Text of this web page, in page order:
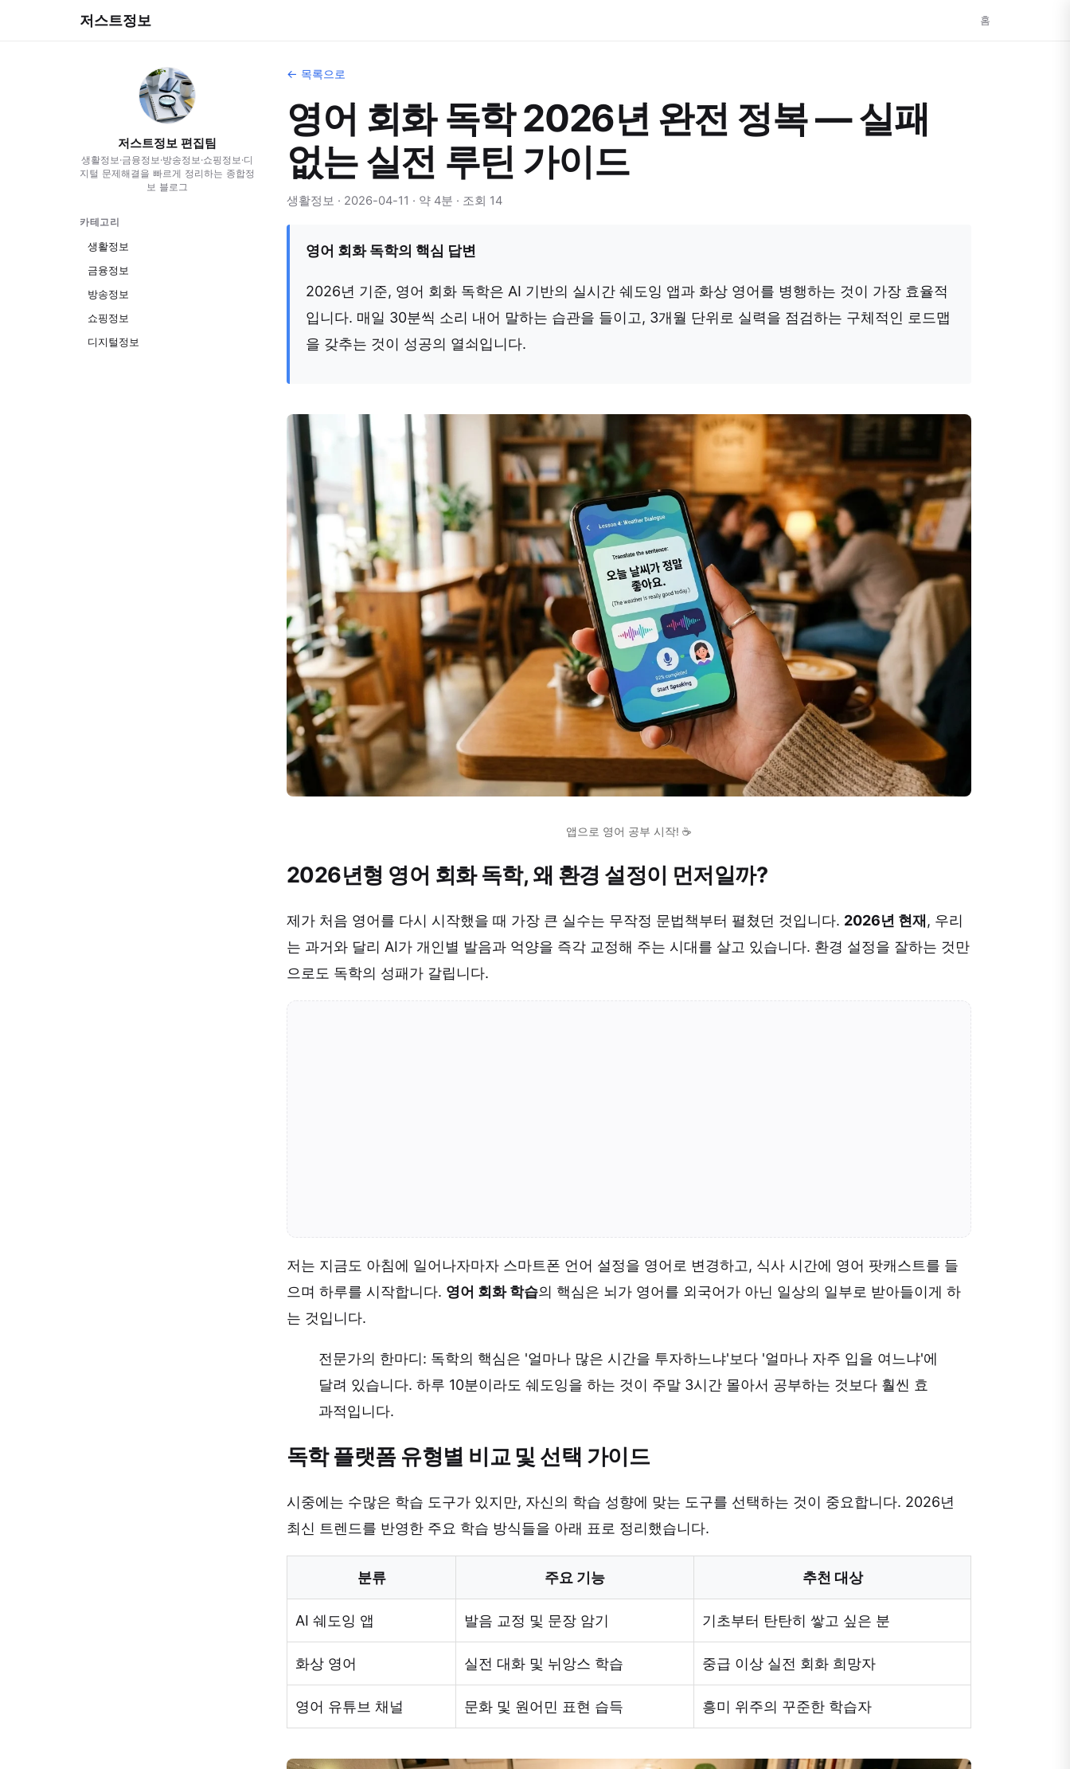
저스트정보 홈
저스트정보 편집팀
생활정보·금융정보·방송정보·쇼핑정보·디
지털 문제해결을 빠르게 정리하는 종합정
보 블로그
카테고리
생활정보
금융정보
방송정보
쇼핑정보
디지털정보
← 목록으로
영어 회화 독학 2026년 완전 정복 — 실패
없는 실전 루틴 가이드
생활정보 · 2026-04-11 · 약 4분 · 조회 14
영어 회화 독학의 핵심 답변
2026년 기준, 영어 회화 독학은 AI 기반의 실시간 쉐도잉 앱과 화상 영어를 병행하는 것이 가장 효율적
입니다. 매일 30분씩 소리 내어 말하는 습관을 들이고, 3개월 단위로 실력을 점검하는 구체적인 로드맵
을 갖추는 것이 성공의 열쇠입니다.
앱으로 영어 공부 시작! ☕
2026년형 영어 회화 독학, 왜 환경 설정이 먼저일까?
제가 처음 영어를 다시 시작했을 때 가장 큰 실수는 무작정 문법책부터 펼쳤던 것입니다. 2026년 현재 , 우리
는 과거와 달리 AI가 개인별 발음과 억양을 즉각 교정해 주는 시대를 살고 있습니다. 환경 설정을 잘하는 것만
으로도 독학의 성패가 갈립니다.
저는 지금도 아침에 일어나자마자 스마트폰 언어 설정을 영어로 변경하고, 식사 시간에 영어 팟캐스트를 들
으며 하루를 시작합니다. 영어 회화 학습의 핵심은 뇌가 영어를 외국어가 아닌 일상의 일부로 받아들이게 하
는 것입니다.
전문가의 한마디: 독학의 핵심은 '얼마나 많은 시간을 투자하느냐'보다 '얼마나 자주 입을 여느냐'에
달려 있습니다. 하루 10분이라도 쉐도잉을 하는 것이 주말 3시간 몰아서 공부하는 것보다 훨씬 효
과적입니다.
독학 플랫폼 유형별 비교 및 선택 가이드
시중에는 수많은 학습 도구가 있지만, 자신의 학습 성향에 맞는 도구를 선택하는 것이 중요합니다. 2026년
최신 트렌드를 반영한 주요 학습 방식들을 아래 표로 정리했습니다.
분류 주요 기능 추천 대상
AI 쉐도잉 앱 발음 교정 및 문장 암기 기초부터 탄탄히 쌓고 싶은 분
화상 영어 실전 대화 및 뉘앙스 학습 중급 이상 실전 회화 희망자
영어 유튜브 채널 문화 및 원어민 표현 습득 흥미 위주의 꾸준한 학습자